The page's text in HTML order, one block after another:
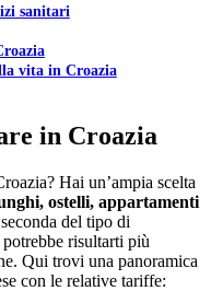
sanitari
vita in Croazia
in Croazia
Hai un’ampia scelta
ostelli, appartamenti
del tipo di
risultarti più
Qui trovi una panoramica
con le relative tariffe: